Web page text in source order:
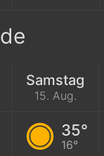
Samstag
15. Aug.
35°
16°